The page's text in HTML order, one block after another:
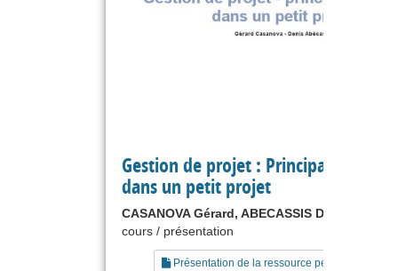
Gestion de projet : Principales
dans un petit projet
CASANOVA Gérard, ABECASSIS Denis
cours / présentation
Présentation de la ressource pédagogique